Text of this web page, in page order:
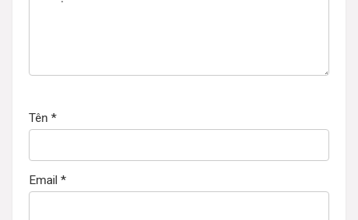
Tên *
Email *